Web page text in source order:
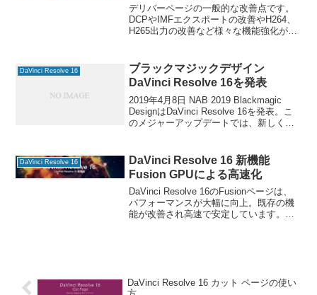
デリバーページの一般的な改善点です。
DCPやIMFエクスポートの改善やH264、
H265出力の改善など様々な機能強化が含
ンの「レンダー中の更新」
DaVinci Resolve 16
ブラックマジックデザイン
DaVinci Resolve 16を発表
2019年4月8日 NAB 2019 Blackmagic
DesignはDaVinci Resolve 16を発表。こ
のメジャーアップデートでは、新しく
DaVinci Resolve 16
DaVinci Resolve 16 新機能
Fusion GPUによる高速化
DaVinci Resolve 16のFusionページは、
パフォーマンスが大幅に向上。既存の機
能が改善され高速で安定しています。
DaVinci Resolve 16 カット ページの使い